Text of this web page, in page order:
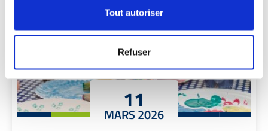
Tout autoriser
Refuser
11
MARS 2026